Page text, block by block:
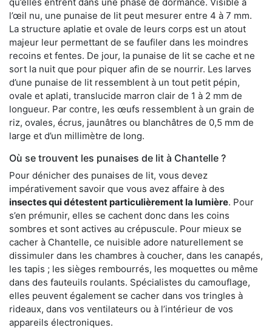
l’œil nu, une punaise de lit peut mesurer entre 4 à 7 mm.
La structure aplatie et ovale de leurs corps est un atout
majeur leur permettant de se faufiler dans les moindres
recoins et fentes. De jour, la punaise de lit se cache et ne
sort la nuit que pour piquer afin de se nourrir. Les larves
d’une punaise de lit ressemblent à un tout petit pépin,
ovale et aplati, translucide marron clair de 1 à 2 mm de
longueur. Par contre, les œufs ressemblent à un grain de
riz, ovales, écrus, jaunâtres ou blanchâtres de 0,5 mm de
large et d’un millimètre de long.
Où se trouvent les punaises de lit à Chantelle ?
Pour dénicher des punaises de lit, vous devez
impérativement savoir que vous avez affaire à des
insectes qui détestent particulièrement la lumière. Pour
s’en prémunir, elles se cachent donc dans les coins
sombres et sont actives au crépuscule. Pour mieux se
cacher à Chantelle, ce nuisible adore naturellement se
dissimuler dans les chambres à coucher, dans les canapés,
les tapis ; les sièges rembourrés, les moquettes ou même
dans des fauteuils roulants. Spécialistes du camouflage,
elles peuvent également se cacher dans vos tringles à
rideaux, dans vos ventilateurs ou à l’intérieur de vos
appareils électroniques.